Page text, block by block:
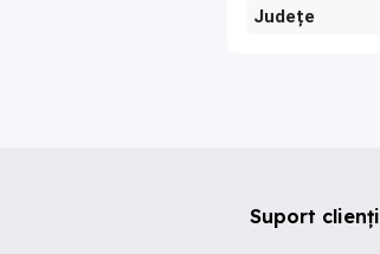
Județe
Suport clienți